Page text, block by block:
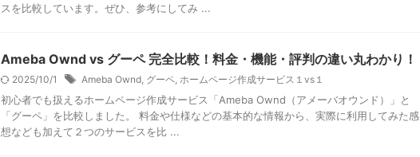
スを比較しています。ぜひ、参考にしてみ ...
Ameba Ownd vs グーペ 完全比較！料金・機能・評判の違い丸わかり！
2025/10/1 Ameba Ownd グーペ ホームページ作成サービス１vs１
初心者でも扱えるホームページ作成サービス「Ameba Ownd（アメーバオウンド）」と
「グーペ」を比較しました。 料金や仕様などの基本的な情報から、実際に利用してみた感
想なども加えて２つのサービスを比 ...